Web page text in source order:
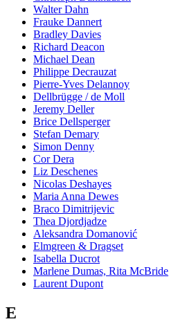
Walter Dahn
Frauke Dannert
Bradley Davies
Richard Deacon
Michael Dean
Philippe Decrauzat
Pierre-Yves Delannoy
Dellbrügge / de Moll
Jeremy Deller
Brice Dellsperger
Stefan Demary
Simon Denny
Cor Dera
Liz Deschenes
Nicolas Deshayes
Maria Anna Dewes
Braco Dimitrijevic
Thea Djordjadze
Aleksandra Domanović
Elmgreen & Dragset
Isabella Ducrot
Marlene Dumas, Rita McBride
Laurent Dupont
E